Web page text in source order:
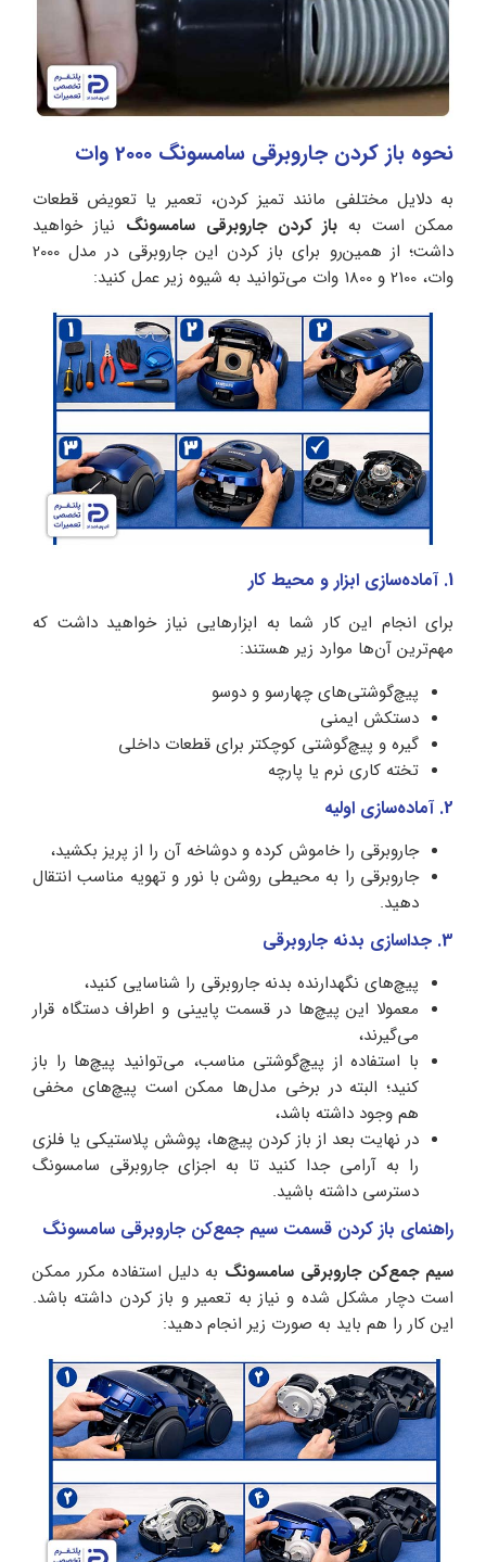
نحوه باز كردن جاروبرقی سامسونگ 2000 وات
به دلایل مختلفی مانند تمیز کردن، تعمیر یا تعویض قطعات
ممکن است به باز کردن جاروبرقی سامسونگ نیاز خواهید
داشت؛ از همین‌رو برای باز کردن این جاروبرقی در مدل 2000
وات، 2100 و 1800 وات می‌توانید به شیوه زیر عمل کنید:
1. آماده‌سازی ابزار و محیط کار
برای انجام این کار شما به ابزارهایی نیاز خواهید داشت که
مهم‌ترین آن‌ها موارد زیر هستند:
پیچ‌گوشتی‌های چهارسو و دوسو
دستکش ایمنی
گیره و پیچ‌گوشتی کوچکتر برای قطعات داخلی
تخته کاری نرم یا پارچه
2. آماده‌سازی اولیه
جاروبرقی را خاموش کرده و دوشاخه آن را از پریز بکشید،
جاروبرقی را به محیطی روشن با نور و تهویه مناسب انتقال
دهید.
3. جداسازی بدنه جاروبرقی
پیچ‌های نگهدارنده بدنه جاروبرقی را شناسایی کنید،
معمولا این پیچ‌ها در قسمت پایینی و اطراف دستگاه قرار
می‌گیرند،
با استفاده از پیچ‌گوشتی مناسب، می‌توانید پیچ‌‌ها را باز
کنید؛ البته در برخی مدل‌ها ممکن است پیچ‌های مخفی
هم وجود داشته باشد،
در نهایت بعد از باز کردن پیچ‌ها، پوشش پلاستیکی یا فلزی
را به آرامی جدا کنید تا به اجزای جاروبرقی سامسونگ
دسترسی داشته باشید.
راهنمای باز کردن قسمت سیم‌ جمع‌کن جاروبرقی سامسونگ
سیم جمع‌کن جاروبرقی سامسونگ به دلیل استفاده مکرر ممکن
است دچار مشکل شده و نیاز به تعمیر و باز کردن داشته باشد.
این کار را هم باید به صورت زیر انجام دهید: